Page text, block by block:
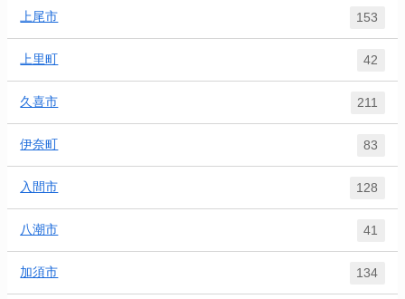
上尾市 153
上里町 42
久喜市 211
伊奈町 83
入間市 128
八潮市 41
加須市 134